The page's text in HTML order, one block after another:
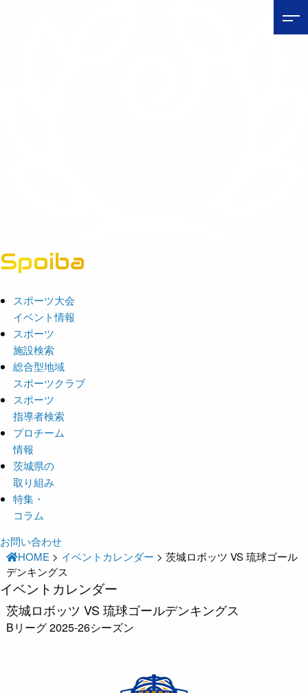
Spoiba
スポーツ大会
イベント情報
スポーツ
施設検索
総合型地域
スポーツクラブ
スポーツ
指導者検索
プロチーム
情報
茨城県の
取り組み
特集・
コラム
お問い合わせ
HOME > イベントカレンダー >茨城ロボッツ VS 琉球ゴール
デンキングス
イベントカレンダー
茨城ロボッツ VS 琉球ゴールデンキングス
Bリーグ 2025-26シーズン